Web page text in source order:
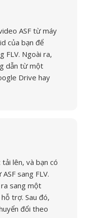
ASF từ máy
của bạn để
FLV. Ngoài ra,
dẫn từ một
Drive hay
lên, và bạn có
sang FLV.
ra sang một
trợ. Sau đó,
đổi theo